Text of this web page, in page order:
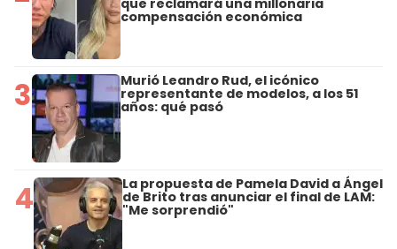
que reclamará una millonaria
compensación económica
3 Murió Leandro Rud, el icónico
representante de modelos, a los 51
años: qué pasó
4 La propuesta de Pamela David a Ángel
de Brito tras anunciar el final de LAM:
"Me sorprendió"